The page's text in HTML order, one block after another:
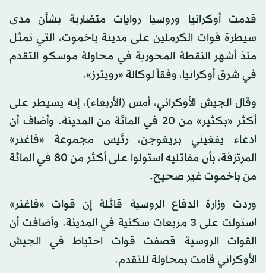
قدمت أوكرانيا وروسيا روايات متضاربة بشأن مدى
سيطرة قوات الكرملين على مدينة باخموت، التي تمثل
منذ أشهر النقطة المحورية في محاولة موسكو التقدم
في شرق أوكرانيا، وفقاً لوكالة «رويترز».
وقال الجيش الأوكراني، أمس (الأربعاء)، إنه يسيطر على
أكثر «بكثير» من 20 في المائة من المدينة. وأضاف أن
ادعاء يفغيني بريغوجن، رئيس مجموعة «فاغنر»
المرتزقة، بأن مقاتليه استولوا على أكثر من 80 في المائة
من باخموت غير صحيح.
وردت وزارة الدفاع الروسية قائلة إن قوات «فاغنر»
استولت على 3 مربعات سكنية في المدينة. وأضافت أن
القوات الروسية قصفت قوات احتياط في الجيش
الأوكراني قامت بمحاولة للتقدم.